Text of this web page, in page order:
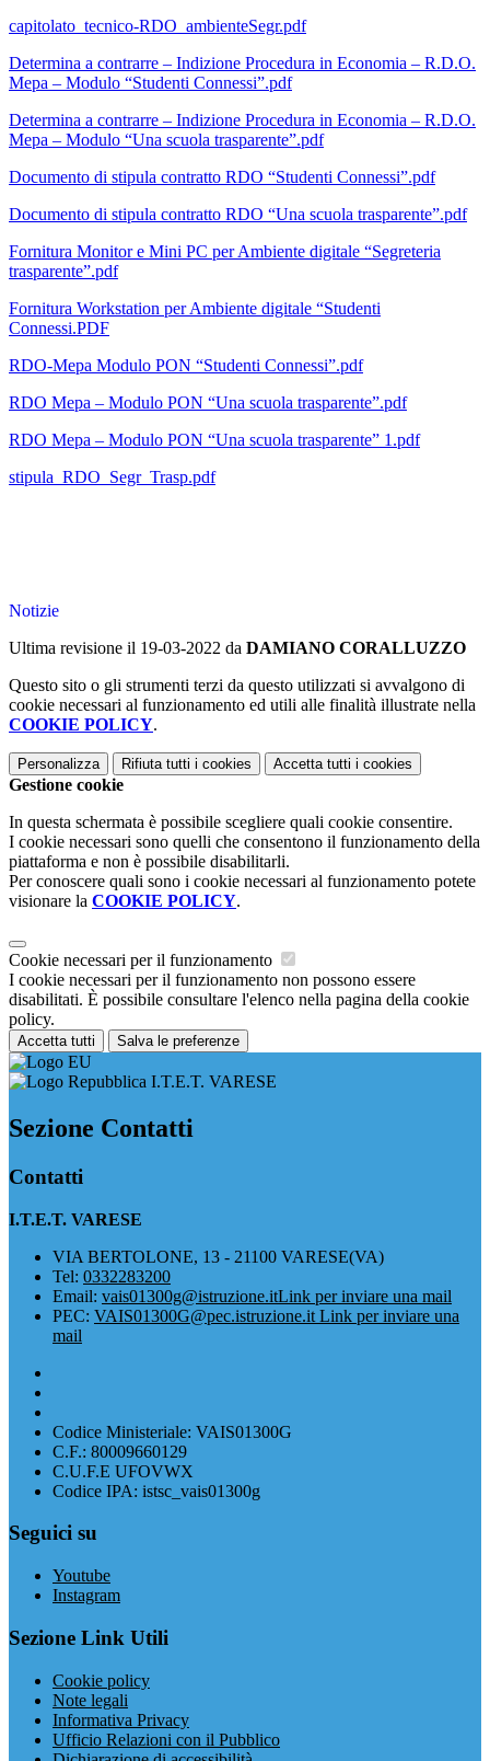
capitolato_tecnico-RDO_ambienteSegr.pdf
Determina a contrarre – Indizione Procedura in Economia – R.D.O.
Mepa – Modulo “Studenti Connessi”.pdf
Determina a contrarre – Indizione Procedura in Economia – R.D.O.
Mepa – Modulo “Una scuola trasparente”.pdf
Documento di stipula contratto RDO “Studenti Connessi”.pdf
Documento di stipula contratto RDO “Una scuola trasparente”.pdf
Fornitura Monitor e Mini PC per Ambiente digitale “Segreteria
trasparente”.pdf
Fornitura Workstation per Ambiente digitale “Studenti
Connessi.PDF
RDO-Mepa Modulo PON “Studenti Connessi”.pdf
RDO Mepa – Modulo PON “Una scuola trasparente”.pdf
RDO Mepa – Modulo PON “Una scuola trasparente” 1.pdf
stipula_RDO_Segr_Trasp.pdf
Notizie
Ultima revisione il 19-03-2022 da DAMIANO CORALLUZZO
Questo sito o gli strumenti terzi da questo utilizzati si avvalgono di
cookie necessari al funzionamento ed utili alle finalità illustrate nella
COOKIE POLICY.
Personalizza Rifiuta tutti i cookies Accetta tutti i cookies
Gestione cookie
In questa schermata è possibile scegliere quali cookie consentire.
I cookie necessari sono quelli che consentono il funzionamento della
piattaforma e non è possibile disabilitarli.
Per conoscere quali sono i cookie necessari al funzionamento potete
visionare la COOKIE POLICY.
Cookie necessari per il funzionamento
I cookie necessari per il funzionamento non possono essere
disabilitati. È possibile consultare l'elenco nella pagina della cookie
policy.
Accetta tutti Salva le preferenze
I.T.E.T. VARESE
Sezione Contatti
Contatti
I.T.E.T. VARESE
VIA BERTOLONE, 13 - 21100 VARESE(VA)
Tel: 0332283200
Email: vais01300g@istruzione.itLink per inviare una mail
PEC: VAIS01300G@pec.istruzione.it Link per inviare una
mail
Codice Ministeriale: VAIS01300G
C.F.: 80009660129
C.U.F.E UFOVWX
Codice IPA: istsc_vais01300g
Seguici su
Youtube
Instagram
Sezione Link Utili
Cookie policy
Note legali
Informativa Privacy
Ufficio Relazioni con il Pubblico